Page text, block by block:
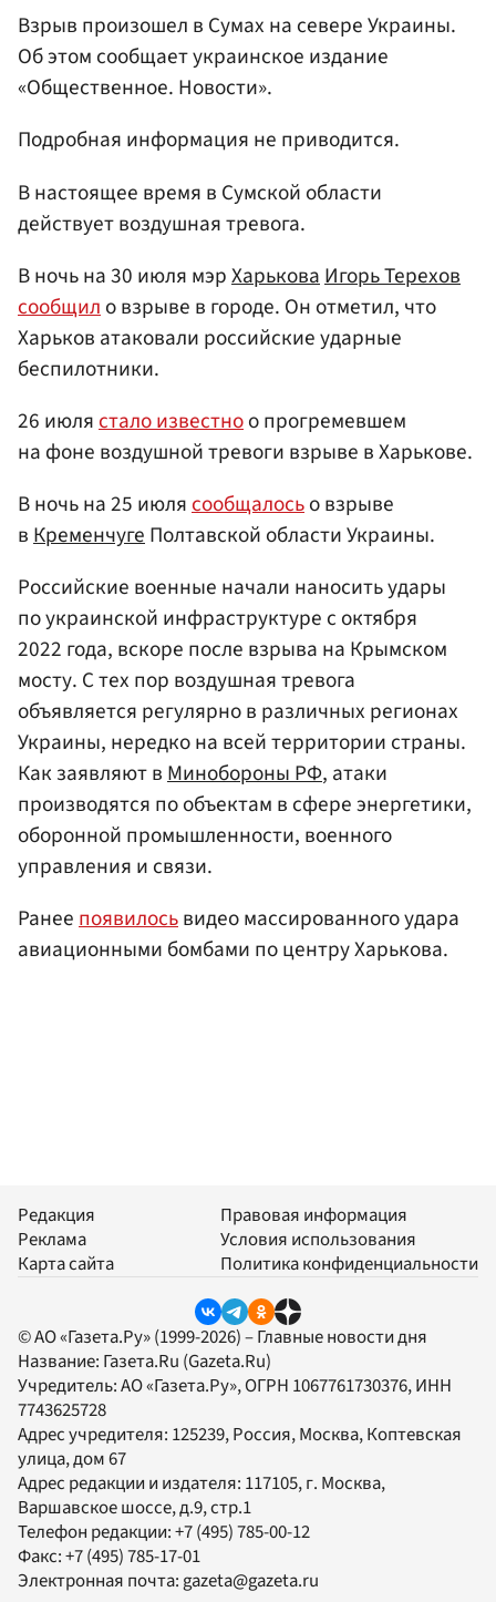
Взрыв произошел в Сумах на севере Украины.
Об этом сообщает украинское издание
«Общественное. Новости».
Подробная информация не приводится.
В настоящее время в Сумской области
действует воздушная тревога.
В ночь на 30 июля мэрХарьковаИгорь Терехов
сообщило взрыве в городе. Он отметил, что
Харьков атаковали российские ударные
беспилотники.
26 июлястало известноо прогремевшем
на фоне воздушной тревоги взрыве в Харькове.
В ночь на 25 июлясообщалосьо взрыве
вКременчугеПолтавской области Украины.
Российские военные начали наносить удары
по украинской инфраструктуре с октября
2022 года, вскоре после взрыва на Крымском
мосту. С тех пор воздушная тревога
объявляется регулярно в различных регионах
Украины, нередко на всей территории страны.
Как заявляют вМинобороны РФ, атаки
производятся по объектам в сфере энергетики,
оборонной промышленности, военного
управления и связи.
Ранеепоявилосьвидео массированного удара
авиационными бомбами по центру Харькова.
Редакция
Реклама
Карта сайта
Правовая информация
Условия использования
Политика конфиденциальности
© АО «Газета.Ру» (1999-2026) – Главные новости дня
Название: Газета.Ru (Gazeta.Ru)
Учредитель:АО «Газета.Ру», ОГРН 1067761730376, ИНН
7743625728
Адрес учредителя: 125239, Россия, Москва, Коптевская
улица, дом 67
Адрес редакции и издателя: 117105, г. Москва,
Варшавское шоссе, д.9, стр.1
Телефон редакции:+7 (495) 785-00-12
Факс:+7 (495) 785-17-01
Электронная почта:gazeta@gazeta.ru